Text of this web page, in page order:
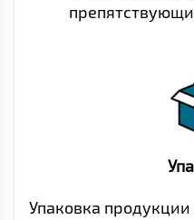
Упаковка